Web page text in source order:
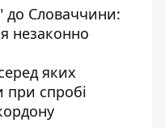
до Словаччини:
незаконно
яких
при спробі